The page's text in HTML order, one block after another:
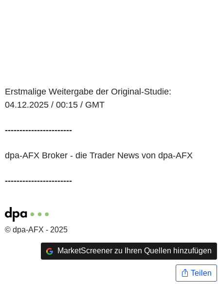
Erstmalige Weitergabe der Original-Studie:
04.12.2025 / 00:15 / GMT
-----------------------
dpa-AFX Broker - die Trader News von dpa-AFX
-----------------------
© dpa-AFX - 2025
MarketScreener zu Ihren Quellen hinzufügen
Teilen